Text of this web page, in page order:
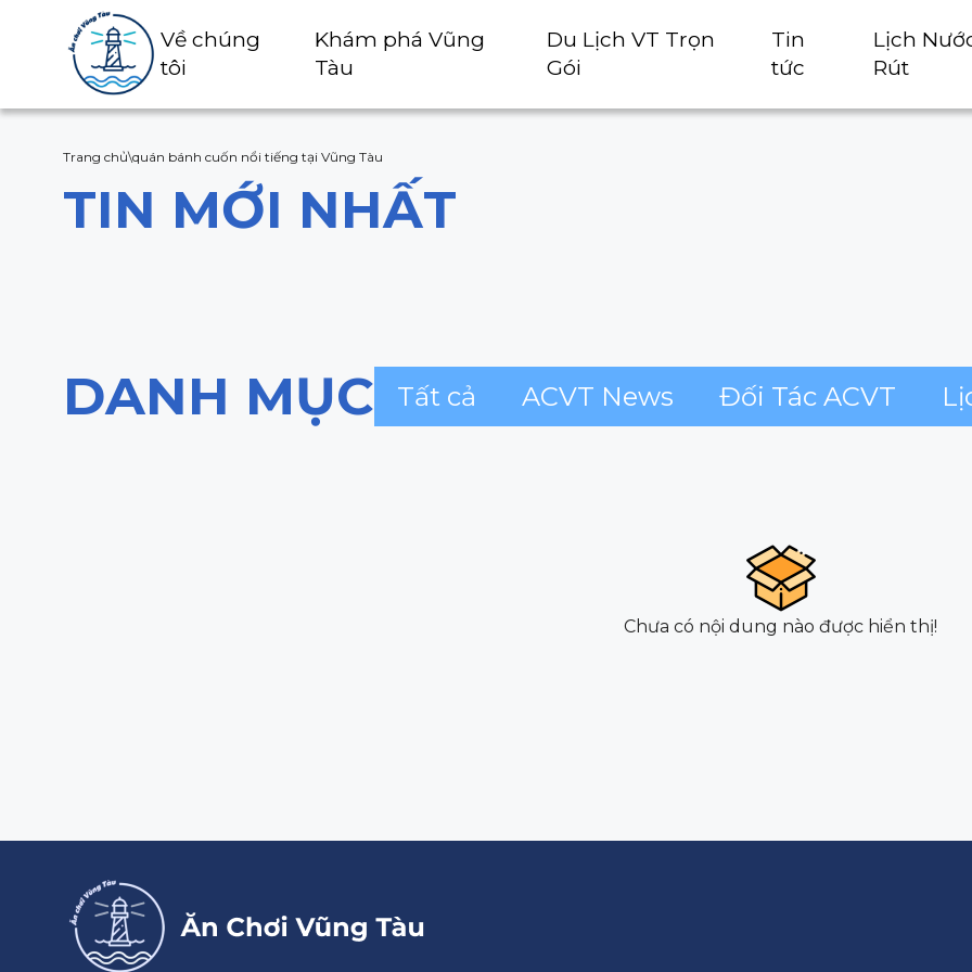
Về chúng
tôi
Khám phá Vũng
Tàu
Du Lịch VT Trọn
Gói
Tin
tức
Lịch
Rút
Trang chủ\quán bánh cuốn nổi tiếng tại Vũng Tàu
TIN MỚI NHẤT
DANH MỤC Tất cả ACVT News Đối Tác ACVT
Chưa có nội dung nào được hiển thị!